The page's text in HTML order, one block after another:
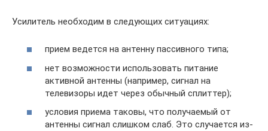
Усилитель необходим в следующих ситуациях:
прием ведется на антенну пассивного типа;
нет возможности использовать питание
активной антенны (например, сигнал на
телевизоры идет через обычный сплиттер);
условия приема таковы, что получаемый от
антенны сигнал слишком слаб. Это случается из-